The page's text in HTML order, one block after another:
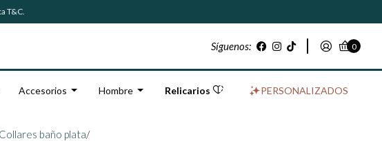
T&C.
Síguenos: 0
Accesorios Hombre Relicarios PERSONALIZADOS
baño plata/